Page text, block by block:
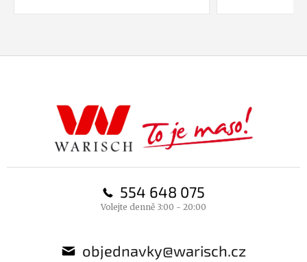
554 648 075
Volejte denně 3:00 - 20:00
objednavky@warisch.cz